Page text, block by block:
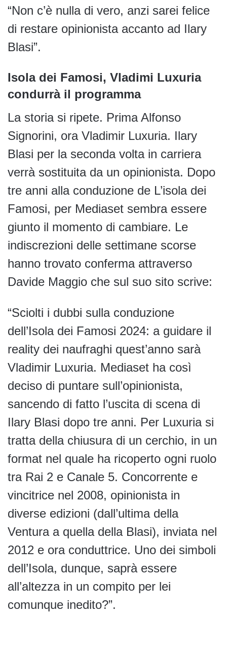
“Non c’è nulla di vero, anzi sarei felice
di restare opinionista accanto ad Ilary
Blasi”.
Isola dei Famosi, Vladimi Luxuria
condurrà il programma
La storia si ripete. Prima Alfonso
Signorini, ora Vladimir Luxuria. Ilary
Blasi per la seconda volta in carriera
verrà sostituita da un opinionista. Dopo
tre anni alla conduzione de L’isola dei
Famosi, per Mediaset sembra essere
giunto il momento di cambiare. Le
indiscrezioni delle settimane scorse
hanno trovato conferma attraverso
Davide Maggio che sul suo sito scrive:
“Sciolti i dubbi sulla conduzione
dell’Isola dei Famosi 2024: a guidare il
reality dei naufraghi quest’anno sarà
Vladimir Luxuria. Mediaset ha così
deciso di puntare sull’opinionista,
sancendo di fatto l’uscita di scena di
Ilary Blasi dopo tre anni. Per Luxuria si
tratta della chiusura di un cerchio, in un
format nel quale ha ricoperto ogni ruolo
tra Rai 2 e Canale 5. Concorrente e
vincitrice nel 2008, opinionista in
diverse edizioni (dall’ultima della
Ventura a quella della Blasi), inviata nel
2012 e ora conduttrice. Uno dei simboli
dell’Isola, dunque, saprà essere
all’altezza in un compito per lei
comunque inedito?”.